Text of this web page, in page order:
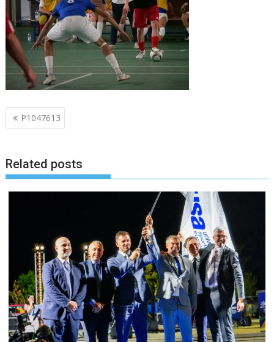
Navigazione
articoli
P1047613
Related posts